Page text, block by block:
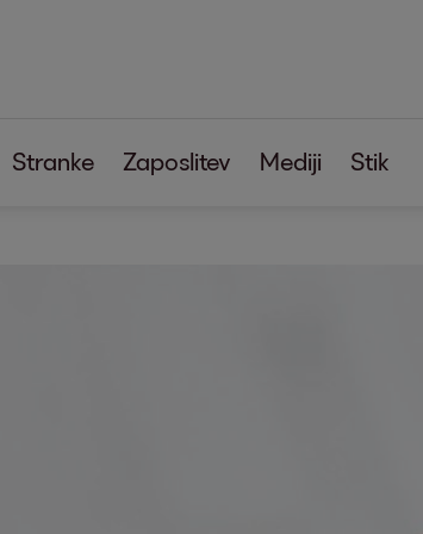
Stranke Zaposlitev Mediji Stik